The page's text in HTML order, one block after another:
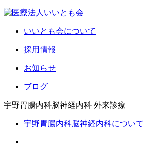
いいとも会について
採用情報
お知らせ
ブログ
宇野胃腸内科脳神経内科 外来診療
宇野胃腸内科脳神経内科について